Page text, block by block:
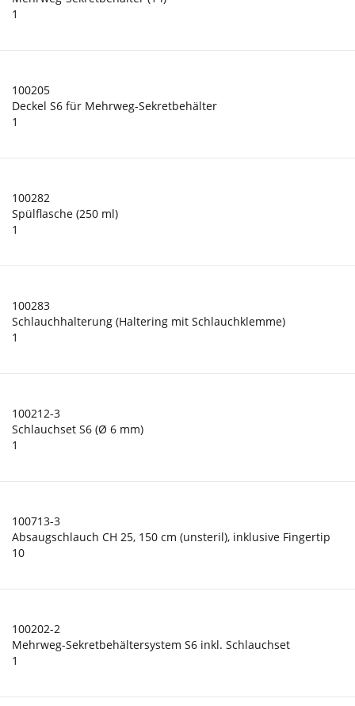
1
100205
Deckel S6 für Mehrweg-Sekretbehälter
1
100282
Spülflasche (250 ml)
1
100283
Schlauchhalterung (Haltering mit Schlauchklemme)
1
100212-3
Schlauchset S6 (Ø 6 mm)
1
100713-3
Absaugschlauch CH 25, 150 cm (unsteril), inklusive Fingertip
10
100202-2
Mehrweg-Sekretbehältersystem S6 inkl. Schlauchset
1